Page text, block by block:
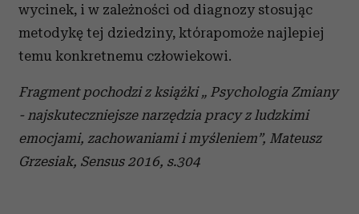
otrzymanymi od Ciebie lub uzyskanymi podczas
korzystania z ich usług.
wycinek, i w zależności od diagnozy stosując
metodykę tej dziedziny, którapomoże najlepiej
temu konkretnemu człowiekowi.
Fragment pochodzi z książki „ Psychologia Zmiany
- najskuteczniejsze narzędzia pracy z ludzkimi
emocjami, zachowaniami i myśleniem”, Mateusz
Grzesiak, Sensus 2016, s.304